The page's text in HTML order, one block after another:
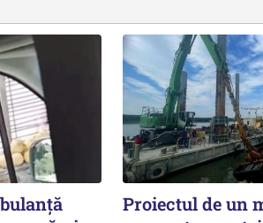
Proiectul de un